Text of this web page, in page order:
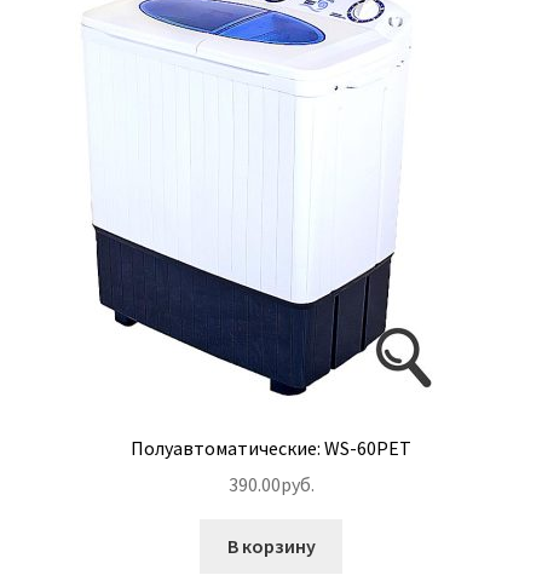
Полуавтоматические: WS-60PET
390.00руб.
В корзину